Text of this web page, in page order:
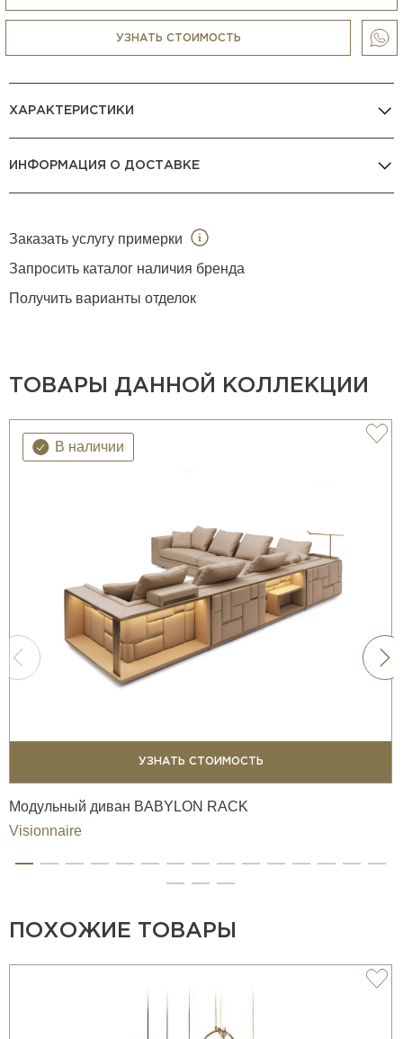
хромированной стали. 12 ламп макс. 40 Вт.
Дизайн: Самуэле Мацца (Samuele Mazza).
УЗНАТЬ СТОИМОСТЬ
ХАРАКТЕРИСТИКИ
ИНФОРМАЦИЯ О ДОСТАВКЕ
Заказать услугу примерки
Запросить каталог наличия бренда
Получить варианты отделок
ТОВАРЫ ДАННОЙ КОЛЛЕКЦИИ
В наличии
УЗНАТЬ СТОИМОСТЬ
Модульный диван BABYLON RACK
Visionnaire
ПОХОЖИЕ ТОВАРЫ